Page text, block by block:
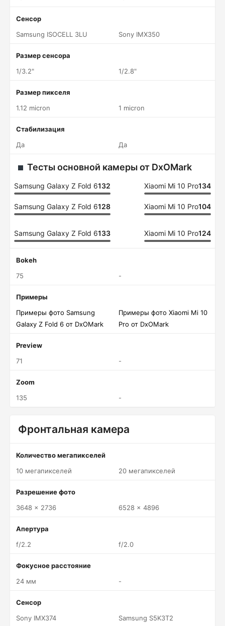
Сенсор
Samsung ISOCELL 3LU
Sony IMX350
Размер сенсора
1/3.2"
1/2.8"
Размер пикселя
1.12 micron
1 micron
Стабилизация
Да
Да
Тесты основной камеры от DxOMark
Samsung Galaxy Z Fold 6132 Xiaomi Mi 10 Pro134
Samsung Galaxy Z Fold 6128 Xiaomi Mi 10 Pro104
Samsung Galaxy Z Fold 6133 Xiaomi Mi 10 Pro124
Bokeh
75
-
Примеры
Примеры фото Samsung
Galaxy Z Fold 6 от DxOMark
Примеры фото Xiaomi Mi 10
Pro от DxOMark
Preview
71
-
Zoom
135
-
Фронтальная камера
Количество мегапикселей
10 мегапикселей
20 мегапикселей
Разрешение фото
3648 x 2736
6528 x 4896
Апертура
f/2.2
f/2.0
Фокусное расстояние
24 мм
-
Сенсор
Sony IMX374
Samsung S5K3T2